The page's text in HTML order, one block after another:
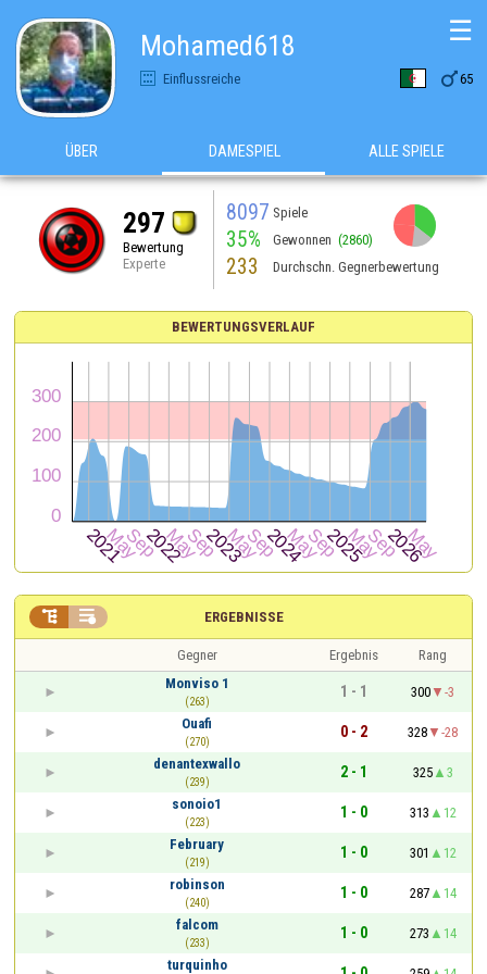
Mohamed618
Einflussreiche 65
☰
ÜBER DAMESPIEL ALLE SPIELE
297
Bewertung
Experte
8097 Spiele
35% Gewonnen (2860)
233 Durchschn. Gegnerbewertung
BEWERTUNGSVERLAUF
ERGEBNISSE
 
Gegner Ergebnis
Rang
Monviso 1
(263)
1 - 1 300
-3
Ouafi
(270)
0 - 2 328
-28
denantexwallo
(239)
2 - 1 325
3
sonoio1
(223)
1 - 0 313
12
February
(219)
1 - 0 301
12
robinson
(240)
1 - 0 287
14
falcom
(233)
1 - 0 273
14
turquinho